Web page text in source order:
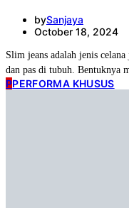
bySanjaya
October 18, 2024
Slim jeans adalah jenis
dan pas di tubuh. Bentuknya
PPERFORMA KHUSUS